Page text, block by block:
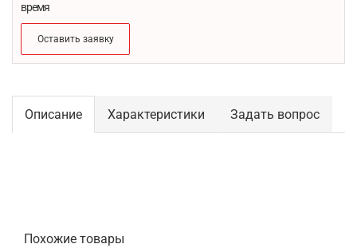
время
Оставить заявку
Описание Характеристики Задать вопрос
Похожие товары